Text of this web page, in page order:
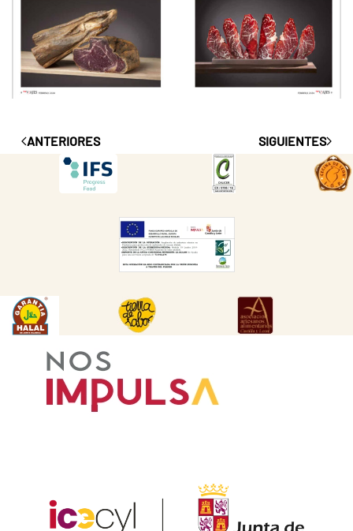
ANTERIORES SIGUIENTES
DESCARGAR DESCARGAR
DESCARGAR
DESCARGAR DESCARGAR